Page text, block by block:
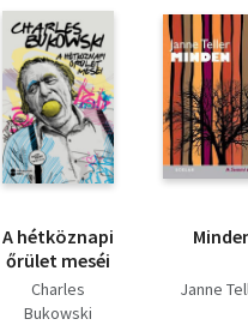
A hétköznapi
őrület meséi
Charles
Bukowski
Janne